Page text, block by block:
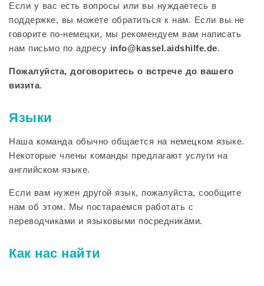
Если у вас есть вопросы или вы нуждаетесь в
поддержке, вы можете обратиться к нам. Если вы не
говорите по-немецки, мы рекомендуем вам написать
нам письмо по адресу info@kassel.aidshilfe.de.
Пожалуйста, договоритесь о встрече до вашего
визита.
Языки
Наша команда обычно общается на немецком языке.
Некоторые члены команды предлагают услуги на
английском языке.
Если вам нужен другой язык, пожалуйста, сообщите
нам об этом. Мы постараемся работать с
переводчиками и языковыми посредниками.
Как нас найти